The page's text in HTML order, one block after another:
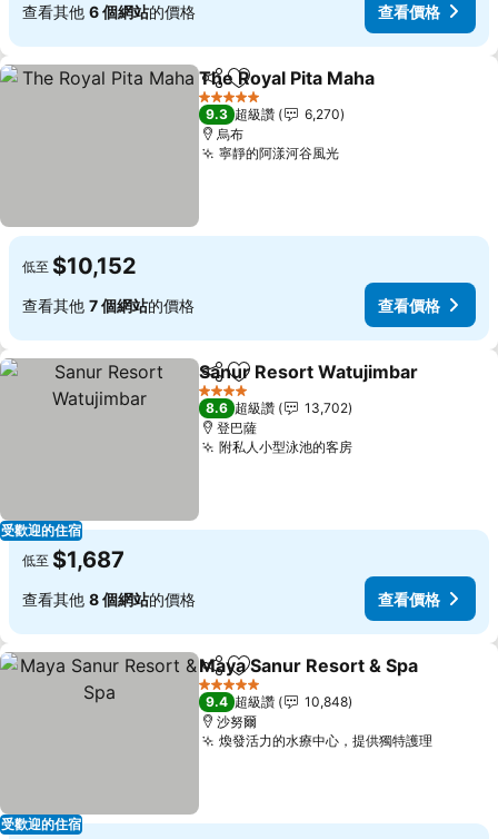
查看其他 6 個網站的價格 查看價格
分享 加入我的最愛
The Royal Pita Maha
5 星級
9.3 超級讚
6,270
烏布
寧靜的阿漾河谷風光查看價格
低至 $10,152
查看其他 7 個網站的價格 查看價格
受歡迎的住宿
分享 加入我的最愛
Sanur Resort Watujimbar
4 星級
8.6 超級讚
13,702
登巴薩
附私人小型泳池的客房查看價格
低至 $1,687
查看其他 8 個網站的價格 查看價格
受歡迎的住宿
分享 加入我的最愛
Maya Sanur Resort & Spa
5 星級
9.4 超級讚
10,848
沙努爾
煥發活力的水療中心，提供獨特護理查看價